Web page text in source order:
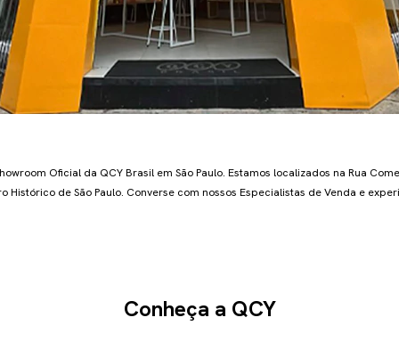
Oficial da QCY Brasil em São Paulo. Estamos localizados na Rua
Histórico de São Paulo. Converse com nossos Especialistas de Venda e
Conheça a QCY